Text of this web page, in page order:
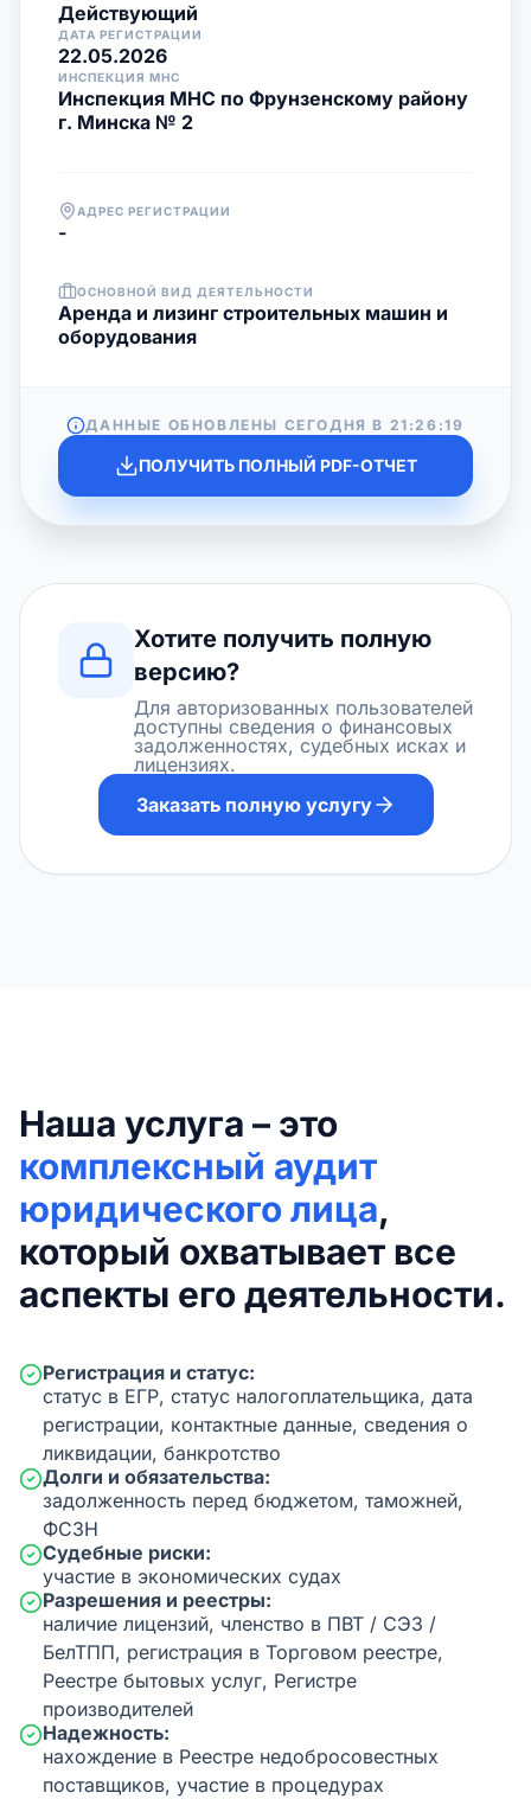
Действующий
ДАТА РЕГИСТРАЦИИ
22.05.2026
ИНСПЕКЦИЯ МНС
Инспекция МНС по Фрунзенскому району
г. Минска № 2
АДРЕС РЕГИСТРАЦИИ
-
ОСНОВНОЙ ВИД ДЕЯТЕЛЬНОСТИ
Аренда и лизинг строительных машин и
оборудования
ДАННЫЕ ОБНОВЛЕНЫ СЕГОДНЯ В 21:26:19
ПОЛУЧИТЬ ПОЛНЫЙ PDF-ОТЧЕТ
Хотите получить полную
версию?
Для авторизованных пользователей
доступны сведения о финансовых
задолженностях, судебных исках и
лицензиях.
Заказать полную услугу
Наша услуга – это
комплексный аудит
юридического лица,
который охватывает все
аспекты его деятельности.
Регистрация и статус:
статус в ЕГР, статус налогоплательщика, дата
регистрации, контактные данные, сведения о
ликвидации, банкротство
Долги и обязательства:
задолженность перед бюджетом, таможней,
ФСЗН
Судебные риски:
участие в экономических судах
Разрешения и реестры:
наличие лицензий, членство в ПВТ / СЭЗ /
БелТПП, регистрация в Торговом реестре,
Реестре бытовых услуг, Регистре
производителей
Надежность:
нахождение в Реестре недобросовестных
поставщиков, участие в процедурах